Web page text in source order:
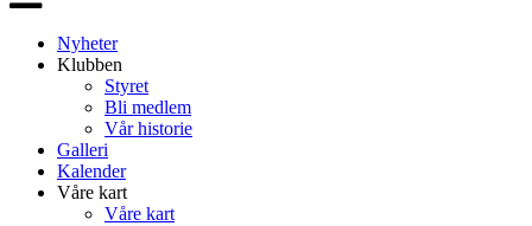
navigasjon
Nyheter
Klubben
Styret
Bli medlem
Vår historie
Galleri
Kalender
Våre kart
Våre kart